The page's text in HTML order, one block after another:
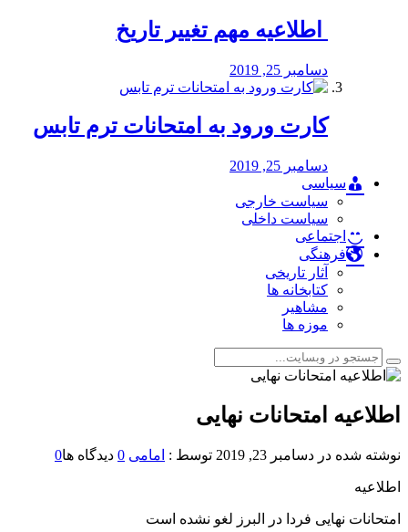
️ اطلاعیه مهم تغییر تاریخ
دسامبر 25, 2019
کارت ورود به امتحانات ترم تابس
دسامبر 25, 2019
سیاسی
سیاست خارجی
سیاست داخلی
اجتماعی
فرهنگی
آثار تاریخی
کتابخانه ها
مشاهیر
موزه ها
اطلاعیه ️امتحانات نهایی
نوشته شده در دسامبر 23, 2019 توسط : امامی 0 دیدگاه ها0
اطلاعیه
️امتحانات نهایی فردا در البرز لغو نشده است